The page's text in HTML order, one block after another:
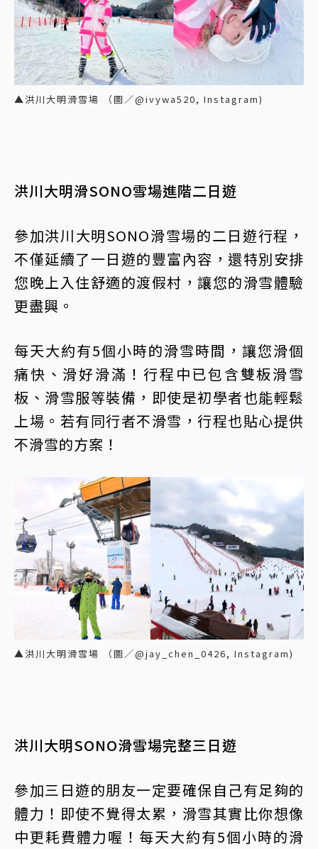
▲洪川大明滑雪場 （圖／@ivywa520, Instagram)
洪川大明滑SONO雪場進階二日遊
參加洪川大明SONO滑雪場的二日遊行程，
不僅延續了一日遊的豐富內容，還特別安排
您晚上入住舒適的渡假村，讓您的滑雪體驗
更盡興。
每天大約有5個小時的滑雪時間，讓您滑個
痛快、滑好滑滿！行程中已包含雙板滑雪
板、滑雪服等裝備，即使是初學者也能輕鬆
上場。若有同行者不滑雪，行程也貼心提供
不滑雪的方案！
▲洪川大明滑雪場 （圖／@jay_chen_0426, Instagram)
洪川大明SONO滑雪場完整三日遊
參加三日遊的朋友一定要確保自己有足夠的
體力！即使不覺得太累，滑雪其實比你想像
中更耗費體力喔！每天大約有5個小時的滑